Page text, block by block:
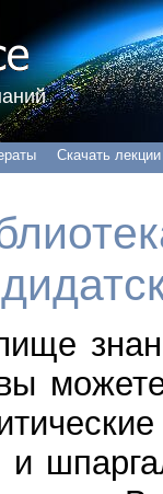
Скачать лекции
вы